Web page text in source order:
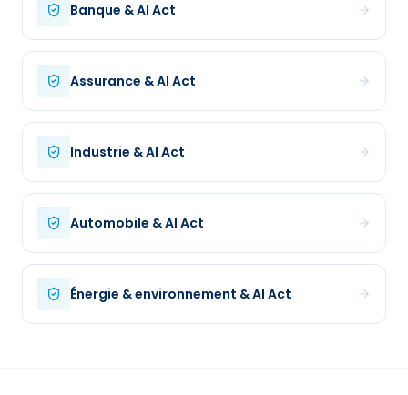
Banque & AI Act
Assurance & AI Act
Industrie & AI Act
Automobile & AI Act
Énergie & environnement & AI Act